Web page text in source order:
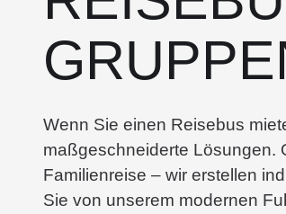
Wenn Sie einen Reisebus
maßgeschneiderte Lösungen.
Familienreise – wir erstellen
Sie von unserem modernen